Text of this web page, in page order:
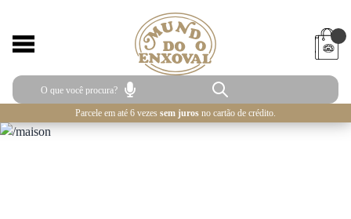
Parcele em até 6 vezes sem juros no cartão de crédito.